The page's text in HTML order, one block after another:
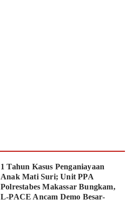
1 Tahun Kasus Penganiayaan
Anak Mati Suri; Unit PPA
Polrestabes Makassar Bungkam,
L-PACE Ancam Demo Besar-